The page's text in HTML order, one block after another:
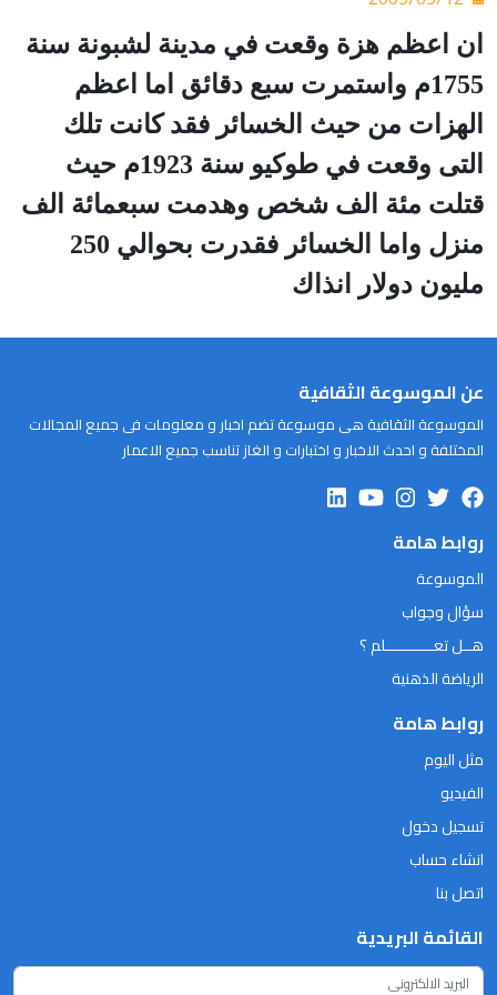
ان اعظم هزة وقعت في مدينة لشبونة سنة
1755م واستمرت سبع دقائق اما اعظم
الهزات من حيث الخسائر فقد كانت تلك
التى وقعت في طوكيو سنة 1923م حيث
قتلت مئة الف شخص وهدمت سبعمائة الف
منزل واما الخسائر فقدرت بحوالي 250
مليون دولار انذاك
عن الموسوعة الثقافية
الموسوعة الثقافية هى موسوعة تضم اخبار و معلومات فى جميع المجالات
المختلفة و احدث الاخبار و اختبارات و الغاز تناسب جميع الاعمار
روابط هامة
الموسوعة
سؤال وجواب
هــل تعـــــــــــلم ؟
الرياضة الذهنية
روابط هامة
مثل اليوم
الفيديو
تسجيل دخول
انشاء حساب
اتصل بنا
القائمة البريدية